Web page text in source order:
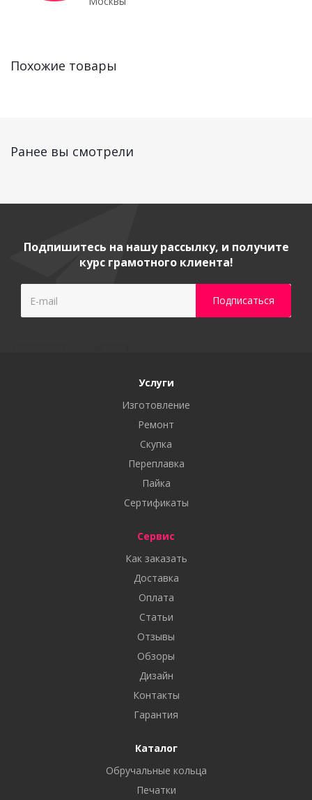
Похожие товары
Ранее вы смотрели
Подпишитесь на нашу рассылку, и получите
курс грамотного клиента!
Услуги
Изготовление
Ремонт
Скупка
Переплавка
Пайка
Сертификаты
Сервис
Как заказать
Доставка
Оплата
Статьи
Отзывы
Обзоры
Дизайн
Контакты
Гарантия
Каталог
Обручальные кольца
Печатки